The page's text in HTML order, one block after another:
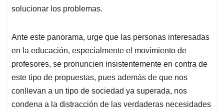
solucionar los problemas.
Ante este panorama, urge que las personas interesadas
en la educación, especialmente el movimiento de
profesores, se pronuncien insistentemente en contra de
este tipo de propuestas, pues además de que nos
conllevan a un tipo de sociedad ya superada, nos
condena a la distracción de las verdaderas necesidades